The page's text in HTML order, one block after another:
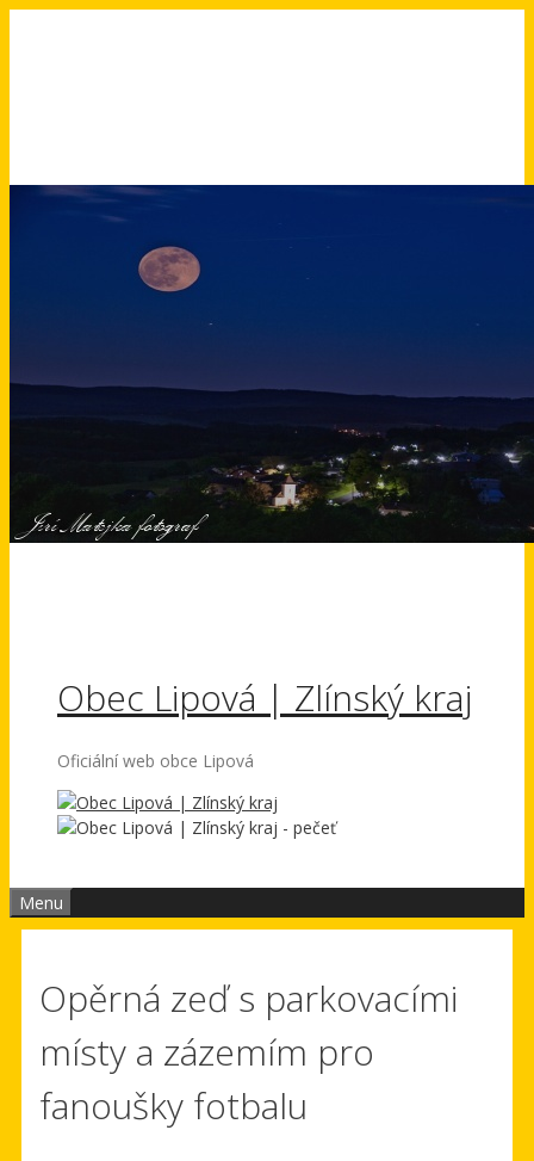
Obec Lipová | Zlínský kraj
Oficiální web obce Lipová
Menu
Opěrná zeď s parkovacími
místy a zázemím pro
fanoušky fotbalu